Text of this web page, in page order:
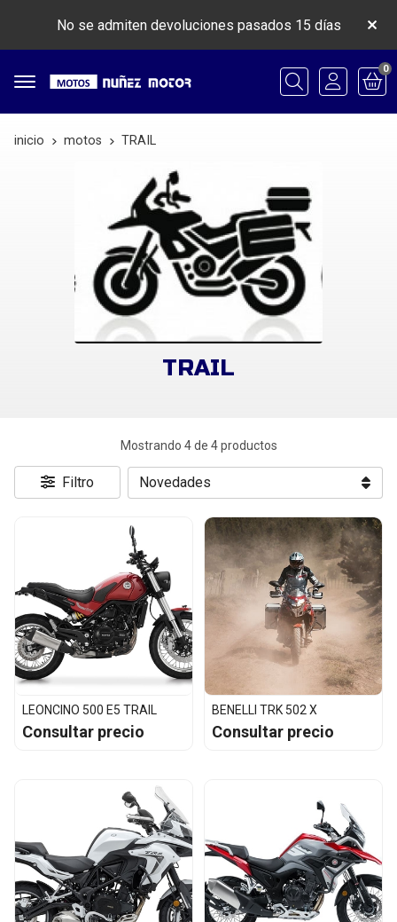
No se admiten devoluciones pasados 15 días
Buscar
0
inicio motos TRAIL
TRAIL
Mostrando 4 de 4 productos
Filtro
LEONCINO 500 E5 TRAIL
Consultar precio
BENELLI TRK 502 X
Consultar precio